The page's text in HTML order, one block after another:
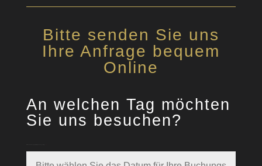
Bitte senden Sie uns
Ihre Anfrage bequem
Online
An welchen Tag möchten
Sie uns besuchen?